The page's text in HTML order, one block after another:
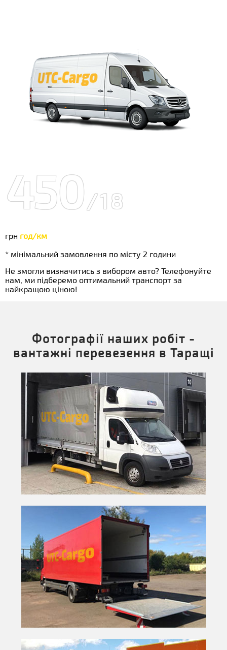
450/18
грн год/км
* мінімальний замовлення по місту 2 години
Не змогли визначитись з вибором авто? Телефонуйте
нам, ми підберемо оптимальний транспорт за
найкращою ціною!
Фотографії наших робіт -
вантажні перевезення в Таращі